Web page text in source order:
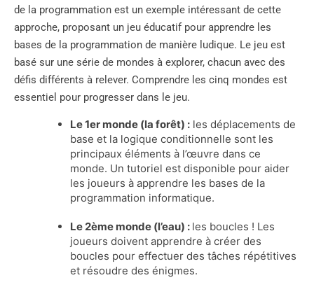
de la programmation est un exemple intéressant de cette
approche, proposant un jeu éducatif pour apprendre les
bases de la programmation de manière ludique. Le jeu est
basé sur une série de mondes à explorer, chacun avec des
défis différents à relever. Comprendre les cinq mondes est
essentiel pour progresser dans le jeu.
Le 1er monde (la forêt) : les déplacements de
base et la logique conditionnelle sont les
principaux éléments à l’œuvre dans ce
monde. Un tutoriel est disponible pour aider
les joueurs à apprendre les bases de la
programmation informatique.
Le 2ème monde (l’eau) : les boucles ! Les
joueurs doivent apprendre à créer des
boucles pour effectuer des tâches répétitives
et résoudre des énigmes.